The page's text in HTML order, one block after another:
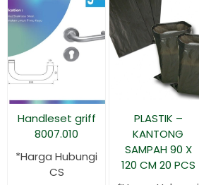
Handleset griff
8007.010
*Harga Hubungi
CS
PLASTIK –
KANTONG
SAMPAH 90 X
120 CM 20 PCS